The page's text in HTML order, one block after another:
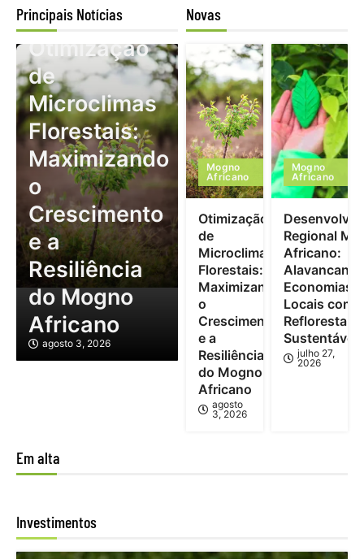
Principais Notícias
Mogno Africano
Otimização
de
Microclimas
Florestais:
Maximizando
o
Crescimento
e a
Resiliência
do Mogno
Africano
agosto 3, 2026
Novas
Mogno
Africano
Otimização
de
Microclimas
Florestais:
Maximizando
o
Crescimento
e a
Resiliência
do Mogno
Africano
agosto
3, 2026
Mogno
Africano
Regional
Africano:
Economias
Locais com
Sustentável
julho 27,
2026
Em alta
Investimentos